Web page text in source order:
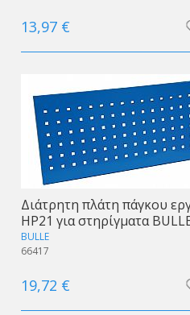
13,97 €
Διάτρητη πλάτη πάγκου
HP21 για στηρίγματα
BULLE
66417
19,72 €